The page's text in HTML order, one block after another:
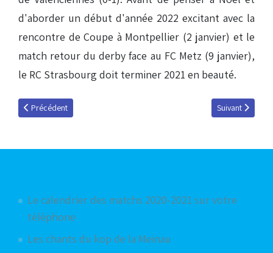
d'aborder un début d'année 2022 excitant avec la
rencontre de Coupe à Montpellier (2 janvier) et le
match retour du derby face au FC Metz (9 janvier),
le RC Strasbourg doit terminer 2021 en beauté.
Article précédent : Des (anciens) Bleus à CAN 2021
Précédent Article suivant :
Suivant
Le calendrier des matchs 2020-2021 sur votre
téléphone
Les chants du kop de la Meinau